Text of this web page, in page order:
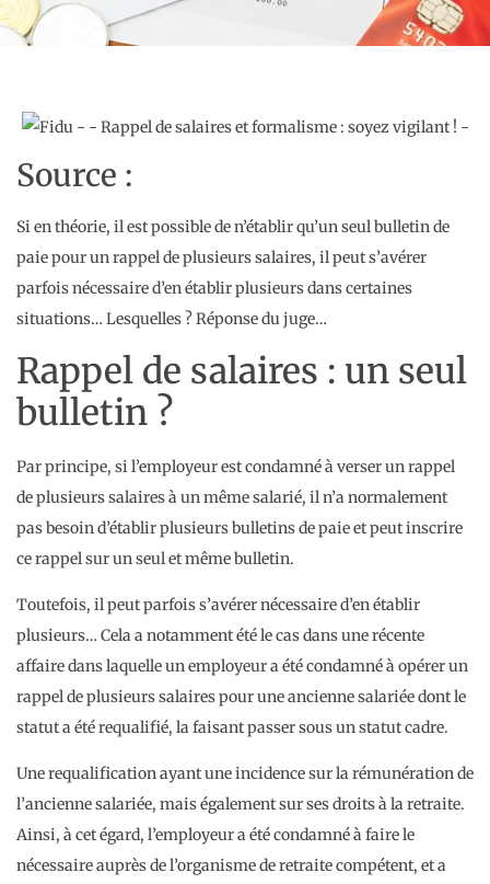
Source :
Si en théorie, il est possible de n’établir qu’un seul bulletin de
paie pour un rappel de plusieurs salaires, il peut s’avérer
parfois nécessaire d’en établir plusieurs dans certaines
situations… Lesquelles ? Réponse du juge…
Rappel de salaires : un seul
bulletin ?
Par principe, si l’employeur est condamné à verser un rappel
de plusieurs salaires à un même salarié, il n’a normalement
pas besoin d’établir plusieurs bulletins de paie et peut inscrire
ce rappel sur un seul et même bulletin.
Toutefois, il peut parfois s’avérer nécessaire d’en établir
plusieurs… Cela a notamment été le cas dans une récente
affaire dans laquelle un employeur a été condamné à opérer un
rappel de plusieurs salaires pour une ancienne salariée dont le
statut a été requalifié, la faisant passer sous un statut cadre.
Une requalification ayant une incidence sur la rémunération de
l’ancienne salariée, mais également sur ses droits à la retraite.
Ainsi, à cet égard, l’employeur a été condamné à faire le
nécessaire auprès de l’organisme de retraite compétent, et a